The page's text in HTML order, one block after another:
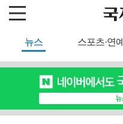
뉴스 스포츠·연예